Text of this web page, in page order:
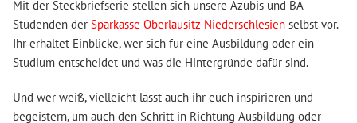
Mit der Steckbriefserie stellen sich unsere Azubis und BA-
Studenden der Sparkasse Oberlausitz-Niederschlesienselbst vor.
Ihr erhaltet Einblicke, wer sich für eine Ausbildung oder ein
Studium entscheidet und was die Hintergründe dafür sind.
Und wer weiß, vielleicht lasst auch ihr euch inspirieren und
begeistern, um auch den Schritt in Richtung Ausbildung oder